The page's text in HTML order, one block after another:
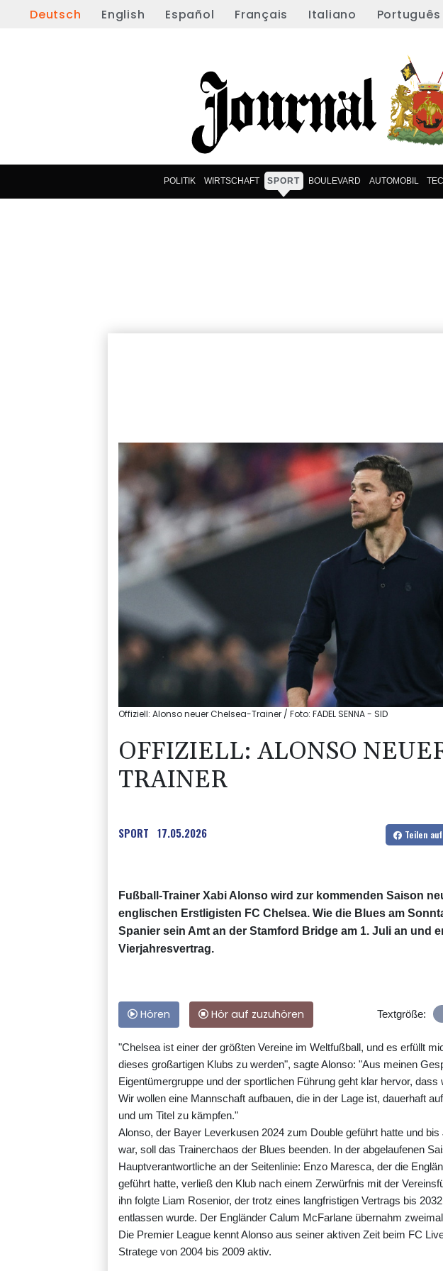
Deutsch English Español Français Italiano Português
POLITIK WIRTSCHAFT SPORT BOULEVARD AUTOMOBIL
Offiziell: Alonso neuer Chelsea-Trainer / Foto: FADEL SENNA - SID
OFFIZIELL: ALONSO
TRAINER
SPORT 17.05.2026 Teilen
Fußball-Trainer Xabi Alonso wird zur kommenden Saison
englischen Erstligisten FC Chelsea. Wie die Blues am
Spanier sein Amt an der Stamford Bridge am 1. Juli an und
Vierjahresvertrag.
Hören Hör auf zuzuhören Textgröße:
"Chelsea ist einer der größten Vereine im Weltfußball, und es erfüllt
dieses großartigen Klubs zu werden", sagte Alonso: "Aus meinen
Eigentümergruppe und der sportlichen Führung geht klar hervor, dass
Wir wollen eine Mannschaft aufbauen, die in der Lage ist, dauerhaft
und um Titel zu kämpfen."
Alonso, der Bayer Leverkusen 2024 zum Double geführt hatte und
war, soll das Trainerchaos der Blues beenden. In der abgelaufenen
Hauptverantwortliche an der Seitenlinie: Enzo Maresca, der die
geführt hatte, verließ den Klub nach einem Zerwürfnis mit der
ihn folgte Liam Rosenior, der trotz eines langfristigen Vertrags bis
entlassen wurde. Der Engländer Calum McFarlane übernahm
Die Premier League kennt Alonso aus seiner aktiven Zeit beim FC
Stratege von 2004 bis 2009 aktiv.